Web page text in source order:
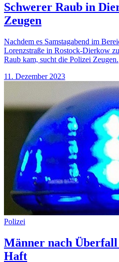
Schwerer Raub in
Zeugen
Nachdem es Samstagabend im
Lorenzstraße in Rostock-Dierkow
Raub kam, sucht die Polizei Zeugen.
11. Dezember 2023
Polizei
Männer nach
Haft